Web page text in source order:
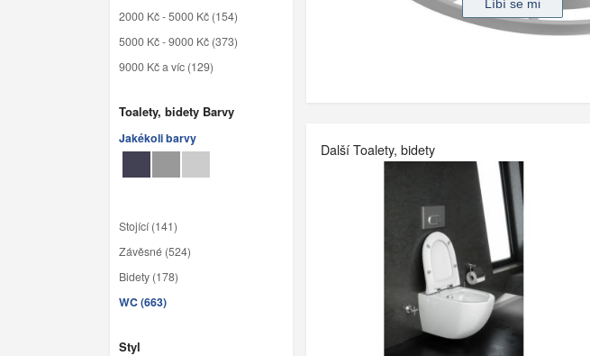
2000 Kč - 5000 Kč (154)
5000 Kč - 9000 Kč (373)
9000 Kč a víc (129)
Toalety, bidety Barvy
Jakékoli barvy
Stojící (141)
Závěsné (524)
Bidety (178)
WC (663)
Styl
Další Toalety, bidety